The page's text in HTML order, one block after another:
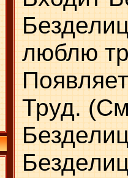
люблю
Труд.